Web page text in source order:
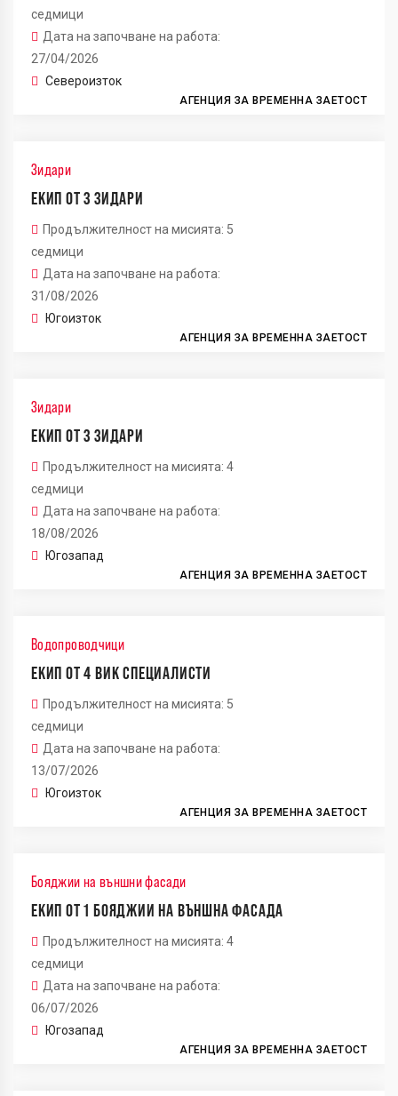
седмици
Дата на започване на работа:
27/04/2026
Североизток
АГЕНЦИЯ ЗА ВРЕМЕННА ЗАЕТОСТ
Зидари
ЕКИП ОТ 3 ЗИДАРИ
Продължителност на мисията: 5
седмици
Дата на започване на работа:
31/08/2026
Югоизток
АГЕНЦИЯ ЗА ВРЕМЕННА ЗАЕТОСТ
Зидари
ЕКИП ОТ 3 ЗИДАРИ
Продължителност на мисията: 4
седмици
Дата на започване на работа:
18/08/2026
Югозапад
АГЕНЦИЯ ЗА ВРЕМЕННА ЗАЕТОСТ
Водопроводчици
ЕКИП ОТ 4 ВИК СПЕЦИАЛИСТИ
Продължителност на мисията: 5
седмици
Дата на започване на работа:
13/07/2026
Югоизток
АГЕНЦИЯ ЗА ВРЕМЕННА ЗАЕТОСТ
Бояджии на външни фасади
ЕКИП ОТ 1 БОЯДЖИИ НА ВЪНШНА ФАСАДА
Продължителност на мисията: 4
седмици
Дата на започване на работа:
06/07/2026
Югозапад
АГЕНЦИЯ ЗА ВРЕМЕННА ЗАЕТОСТ